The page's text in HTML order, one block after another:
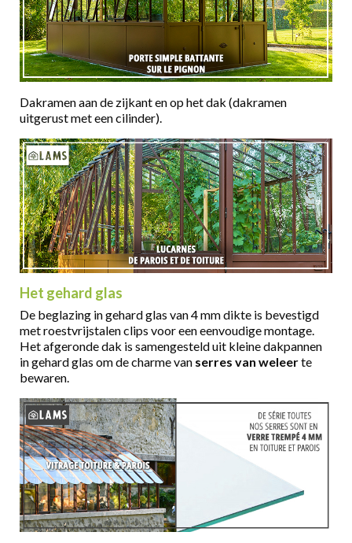
Dakramen aan de zijkant en op het dak (dakramen
uitgerust met een cilinder).
Het gehard glas
De beglazing in gehard glas van 4 mm dikte is bevestigd
met roestvrijstalen clips voor een eenvoudige montage.
Het afgeronde dak is samengesteld uit kleine dakpannen
in gehard glas om de charme van serres van weleerte
bewaren.